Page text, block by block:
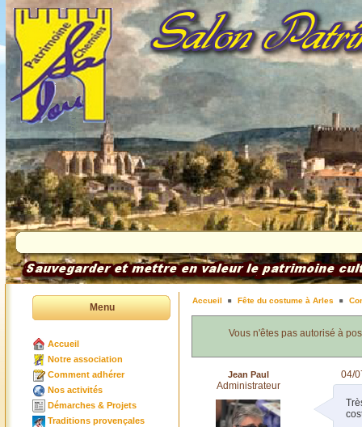
Menu
Accueil
Notre association
Comment adhérer
Nos activités
Démarches & Projets
Traditions provençales
Accueil Fête du costume à Arles
Vous n'êtes pas autorisé à
Jean Paul
Administrateur
04/